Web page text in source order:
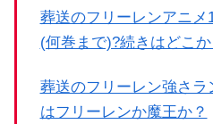
葬送のフリーレンアニ
(何巻まで)?続きはどこ
葬送のフリーレン強さラ
はフリーレンか魔王か？